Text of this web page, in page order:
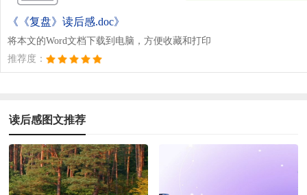
《《复盘》读后感.doc》
将本文的Word文档下载到电脑，方便收藏和打印
推荐度：
读后感图文推荐